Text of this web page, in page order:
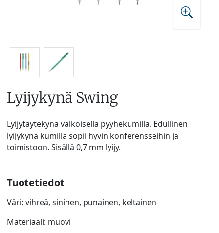
Lyijykynä Swing
Lyijytäytekynä valkoisella pyyhekumilla. Edullinen
lyijykynä kumilla sopii hyvin konferensseihin ja
toimistoon. Sisällä 0,7 mm lyijy.
Tuotetiedot
Väri: vihreä, sininen, punainen, keltainen
Materiaali: muovi